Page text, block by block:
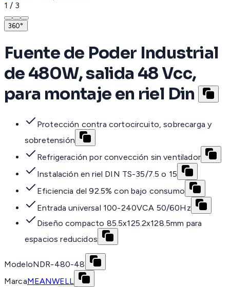
1 / 3
360°
Fuente de Poder Industrial
de 480W, salida 48 Vcc,
para montaje en riel Din
Protección contra cortocircuito, sobrecarga y
sobretensión
Refrigeración por convección sin ventilador
Instalación en riel DIN TS-35/7.5 o 15
Eficiencia del 92.5% con bajo consumo
Entrada universal 100-240VCA 50/60Hz
Diseño compacto 85.5x125.2x128.5mm para
espacios reducidos
ModeloNDR-480-48
MarcaMEANWELL